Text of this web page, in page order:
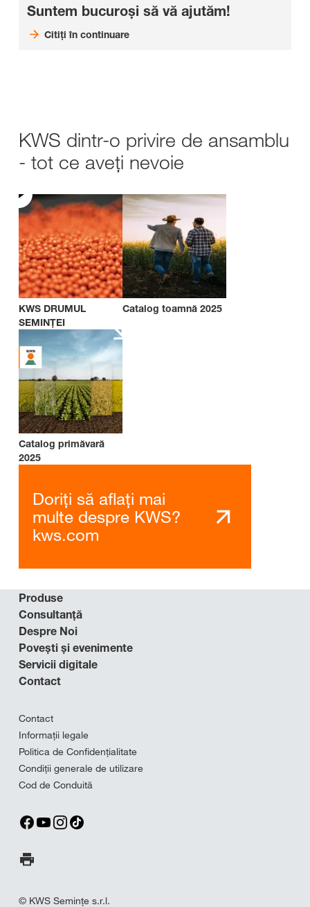
Suntem bucuroși să vă ajutăm!
Citiți în continuare
KWS dintr-o privire de ansamblu
- tot ce aveți nevoie
KWS DRUMUL
SEMINȚEI
Catalog toamnă 2025
Catalog primăvară
2025
Doriți să aflați mai
multe despre KWS?
kws.com
Produse
Consultanță
Despre Noi
Povești și evenimente
Servicii digitale
Contact
Contact
Informații legale
Politica de Confidențialitate
Condiții generale de utilizare
Cod de Conduită
Imprima pagina
© KWS Seminţe s.r.l.